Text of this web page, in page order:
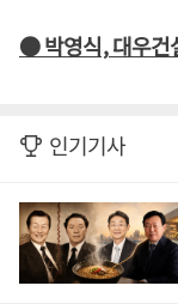
● 박영식, 대우건
인기기사